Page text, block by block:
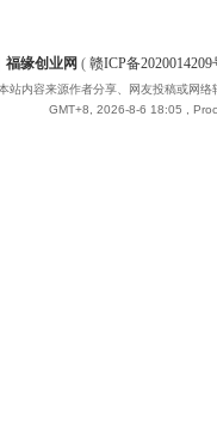
福缘创业网 ( 赣ICP备2020014209
站内容来源作者分享、网友投稿或网络
GMT+8, 2026-8-6 18:05 ,